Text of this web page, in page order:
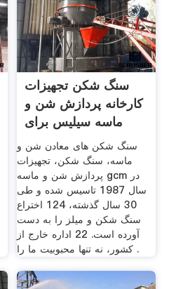
سنگ شکن تجهیزات
کارخانه پردازش شن و
ماسه سیلیس برای
فروش
سنگ شکن های معادن شن و
ماسه، سنگ شکن، تجهیزات
پردازش شن و ماسه gcm در
سال 1987 تاسیس شده و طی
30 سال گذشته، 124 اختراع
سنگ شکن و میلز را به دست
آورده است. 22 اداره خارج از
کشور، نه تنها محبوبیت ما را .